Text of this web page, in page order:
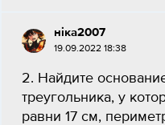
ніка2007
19.09.2022 18:38
2. Найдите
треугольника, у
равни 17 см,